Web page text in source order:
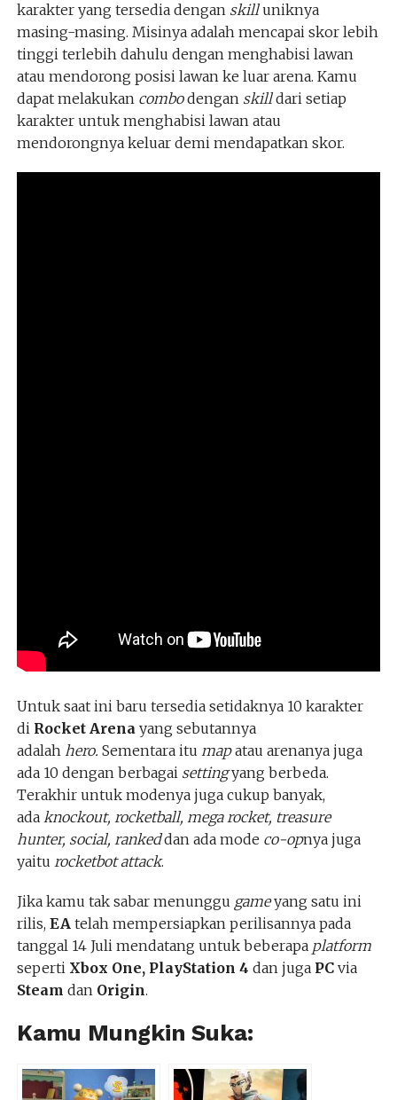
karakter yang tersedia dengan skilluniknya
masing-masing. Misinya adalah mencapai skor lebih
tinggi terlebih dahulu dengan menghabisi lawan
atau mendorong posisi lawan ke luar arena. Kamu
dapat melakukan combodengan skilldari setiap
karakter untuk menghabisi lawan atau
mendorongnya keluar demi mendapatkan skor.
Untuk saat ini baru tersedia setidaknya 10 karakter
di Rocket Arenayang sebutannya
adalah hero. Sementara itu mapatau arenanya juga
ada 10 dengan berbagai settingyang berbeda.
Terakhir untuk modenya juga cukup banyak,
ada knockout, rocketball, mega rocket, treasure
hunter, social, rankeddan ada mode co-opnya juga
yaitu rocketbot attack.
Jika kamu tak sabar menunggu gameyang satu ini
rilis, EAtelah mempersiapkan perilisannya pada
tanggal 14 Juli mendatang untuk beberapa platform
seperti Xbox One, PlayStation 4 dan juga PC via
Steam dan Origin.
Kamu Mungkin Suka: